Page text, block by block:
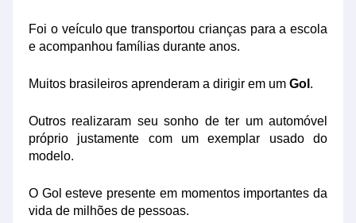
Foi o veículo que transportou crianças para a escola
e acompanhou famílias durante anos.
Muitos brasileiros aprenderam a dirigir em um Gol .
Outros realizaram seu sonho de ter um automóvel
próprio justamente com um exemplar usado do
modelo.
O Gol esteve presente em momentos importantes da
vida de milhões de pessoas.